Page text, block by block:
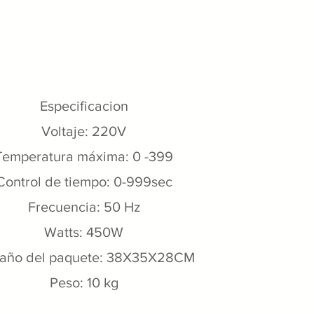
Especificacion
Voltaje: 220V
máxima: 0 -399
de tiempo: 0-999sec
Frecuencia: 50 Hz
Watts: 450W
del paquete: 38X35X28CM
Peso: 10 kg